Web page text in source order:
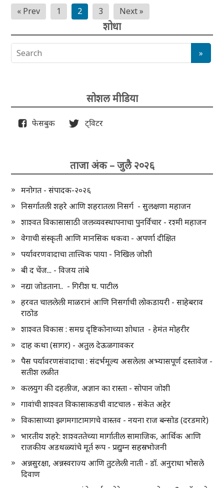
Posts
pagination
« Prev 1 2 3 Next »
शोधा
सोशल मीडिया
फेसबुक ट्विटर
ताजा अंक – जुलै २०२६
मनोगत - संपादक-२०२६
निसर्गातली शहरे आणि शहरातला निसर्ग - सुलक्षणा महाजन
शाश्वत विकासासाठी जलव्यवस्थापनाचा पुनर्विचार - रश्मी महाजन
वेगाची संस्कृती आणि मानसिक थकवा - अपर्णा दीक्षित
पर्यावरणवादाचा तात्त्विक पाया - निखिल जोशी
बी द चेंज... - विजय तांबे
नद्या जोडताना.. - गिरीश घ. पाटील
हरवत चाललेली माळरानं आणि निसर्गाची लोकडायरी - साहेबराव
राठोड
शाश्वत विकास : समग्र दृष्टिकोनाच्या शोधात - हेमंत मोहरीर
दाह कथा (सागर) - अतुल देऊळगावकर
पैस पर्यावरणसंवादाचा : संदर्भमूल्य असलेला अभ्यासपूर्ण दस्तावेज -
सतीश लळीत
कलयुग की दहलीज, अज्ञान का रास्ता - सोपान जोशी
गावांची शाश्वत विकासाकडची वाटचाल - संकेत अहेर
विकासाच्या झगमगाटामागचे वास्तव - नयना राज बन्सोड (दरडमारे)
भारतीय शहरे: शाश्वततेच्या मार्गातील सामाजिक, आर्थिक आणि
राजकीय अडथळ्यांचे मूर्त रूप - प्रद्युम्न सहस्रभोजनी
अन्नसुरक्षा, अन्नस्वराज्य आणि तुटलेली नाती - डॉ. अनुराधा भोसले
दिवाण